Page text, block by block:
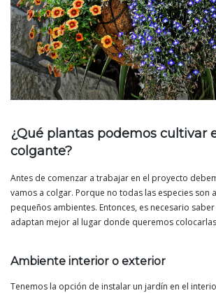
¿Qué plantas podemos cultivar
colgante?
Antes de comenzar a trabajar en el proyecto
vamos a colgar. Porque no todas las especies son
pequeños ambientes. Entonces, es necesario
adaptan mejor al lugar donde queremos
Ambiente interior o exterior
Tenemos la opción de instalar un jardín en el